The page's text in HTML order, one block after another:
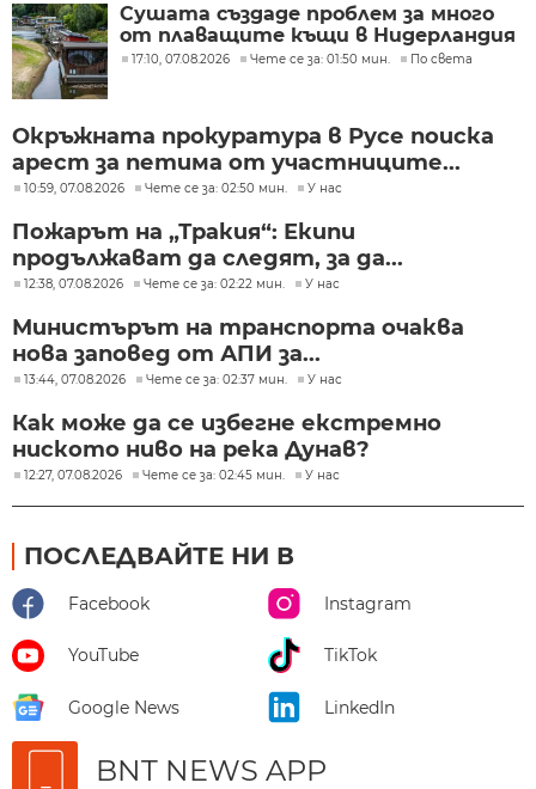
Сушата създаде проблем за много
от плаващите къщи в Нидерландия
17:10, 07.08.2026 Чете се за: 01:50 мин. По света
Окръжната прокуратура в Русе поиска
арест за петима от участниците...
10:59, 07.08.2026 Чете се за: 02:50 мин. У нас
Пожарът на „Тракия“: Екипи
продължават да следят, за да...
12:38, 07.08.2026 Чете се за: 02:22 мин. У нас
Министърът на транспорта очаква
нова заповед от АПИ за...
13:44, 07.08.2026 Чете се за: 02:37 мин. У нас
Как може да се избегне екстремно
ниското ниво на река Дунав?
12:27, 07.08.2026 Чете се за: 02:45 мин. У нас
ПОСЛЕДВАЙТЕ НИ В
Facebook Instagram
YouTube TikTok
Google News LinkedIn
BNT NEWS APP